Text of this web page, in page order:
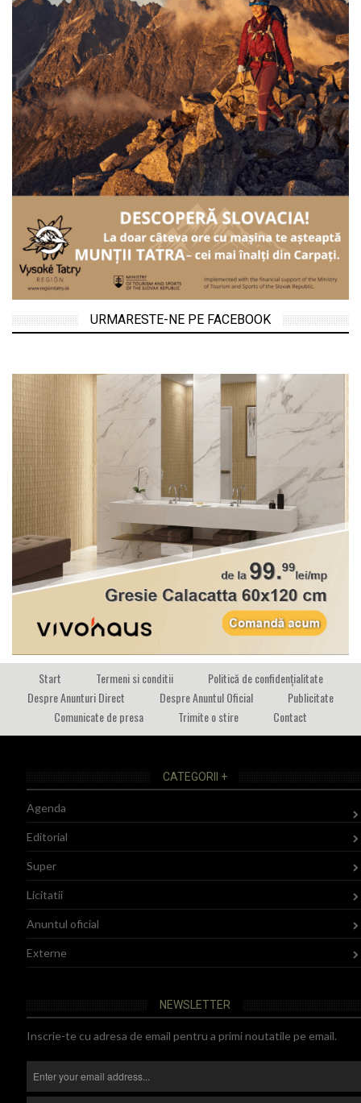
URMARESTE-NE PE FACEBOOK
Start Termeni si conditii
Politică de confidențialitate
Despre Anunturi Direct
Despre Anuntul Oficial
Publicitate
Comunicate de presa
Trimite o stire Contact
CATEGORII +
Agenda
Editorial
Super
Licitatii
Anuntul oficial
Externe
NEWSLETTER
Inscrie-te cu adresa de email pentru a primi noutatile pe email.